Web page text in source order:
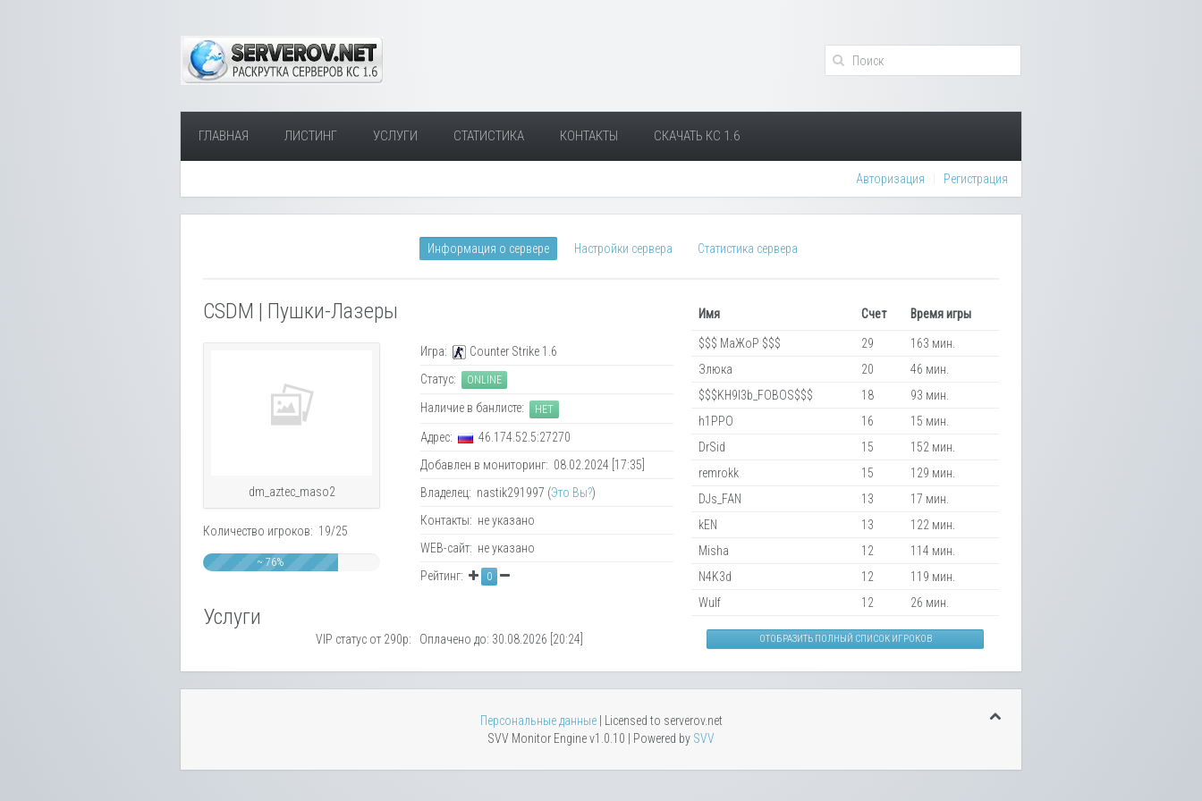
ГЛАВНАЯ ЛИСТИНГ УСЛУГИ СТАТИСТИКА КОНТАКТЫ СКАЧАТЬ КС 1.6
Авторизация Регистрация
Информация о сервере Настройки сервера Статистика сервера
CSDM | Пушки-Лазеры
dm_aztec_maso2
Количество игроков: 19/25
~ 76%
Игра:
Counter Strike 1.6
Статус:
ONLINE
Наличие в банлисте: НЕТ
Адрес:
46.174.52.5:27270
Добавлен в мониторинг: 08.02.2024 [17:35]
Владелец: nastik291997 (Это Вы?)
Контакты: не указано
WEB-сайт: не указано
Рейтинг:
0
Услуги
VIP статус от 290р: Оплачено до: 30.08.2026 [20:24]
Имя Счет Время игры
$$$ МаЖоР $$$ 29
163 мин.
Злюка
20
46 мин.
$$$KH9I3b_FOBOS$$$
18
93 мин.
h1PPO
16
15 мин.
DrSid
15
152 мин.
remrokk
15
129 мин.
DJs_FAN
13
17 мин.
kEN
13
122 мин.
Misha
12
114 мин.
N4K3d
12
119 мин.
Wulf
12 26 мин.
ОТОБРАЗИТЬ ПОЛНЫЙ СПИСОК ИГРОКОВ
Персональные данные| Licensed to serverov.net
SVV Monitor Engine v1.0.10 | Powered by SVV